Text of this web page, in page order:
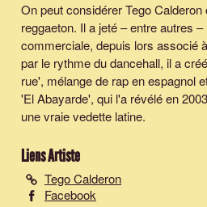
On peut considérer Tego
reggaeton. Il a jeté – entre autres
commerciale, depuis lors associé
par le rythme du dancehall, il a
rue', mélange de rap en espagnol
'El Abayarde', qui l'a révélé en
une vraie vedette latine.
Liens Artiste
Tego Calderon
Facebook